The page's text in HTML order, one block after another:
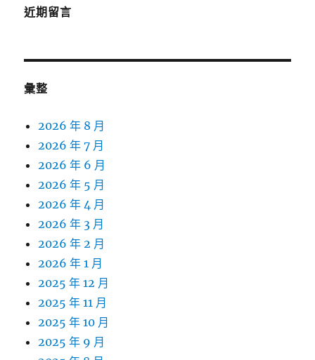
近期留言
彙整
2026 年 8 月
2026 年 7 月
2026 年 6 月
2026 年 5 月
2026 年 4 月
2026 年 3 月
2026 年 2 月
2026 年 1 月
2025 年 12 月
2025 年 11 月
2025 年 10 月
2025 年 9 月